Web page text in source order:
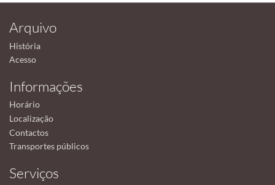
Arquivo
História
Acesso
Informações
Horário
Localização
Contactos
Transportes públicos
Serviços